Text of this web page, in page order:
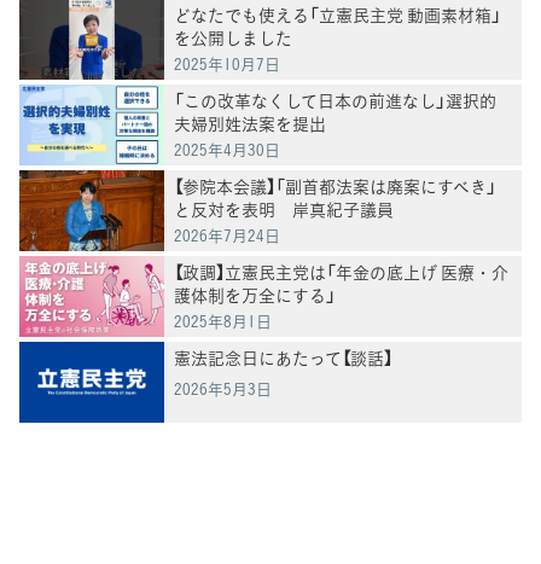
どなたでも使える「立憲民主党 動画素材箱」
を公開しました
2025年10月7日
「この改革なくして日本の前進なし」選択的
夫婦別姓法案を提出
2025年4月30日
【参院本会議】「副首都法案は廃案にすべき」
と反対を表明 岸真紀子議員
2026年7月24日
【政調】立憲民主党は「年金の底上げ 医療・介
護体制を万全にする」
2025年8月1日
憲法記念日にあたって【談話】
2026年5月3日